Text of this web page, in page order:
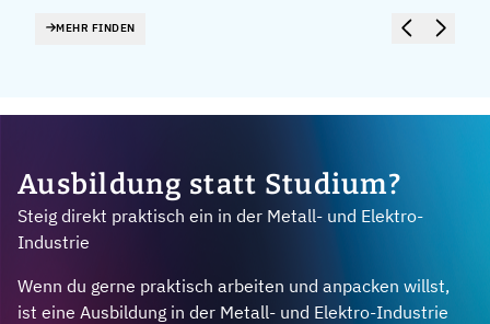
MEHR FINDEN
Ausbildung statt Studium?
Steig direkt praktisch ein in der Metall- und Elektro-
Industrie
Wenn du gerne praktisch arbeiten und anpacken willst,
ist eine Ausbildung in der Metall- und Elektro-Industrie